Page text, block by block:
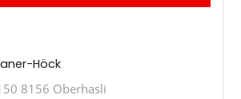
Höck
8156 Oberhasli